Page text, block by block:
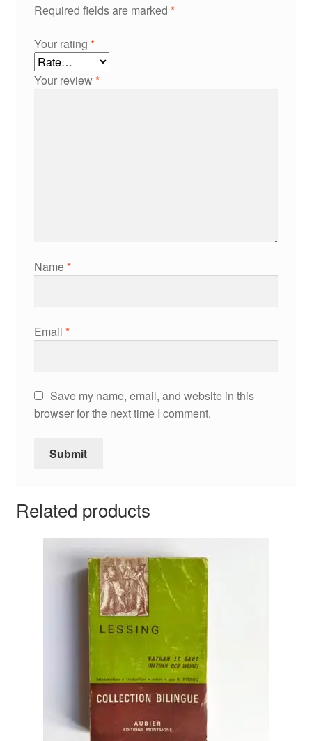
Required fields are marked *
Your rating *
Your review*
Name*
Email *
Save my name, email, and website in this
browser for the next time I comment.
Related products